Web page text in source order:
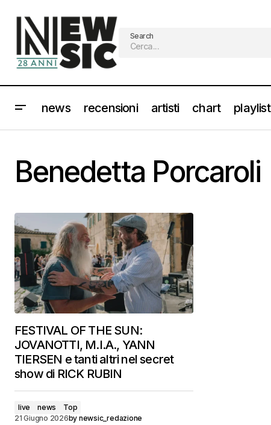
Search
news recensioni artisti chart playlist
Benedetta Porcaroli
FESTIVAL OF THE SUN:
JOVANOTTI, M.I.A., YANN
TIERSEN e tanti altri nel secret
show di RICK RUBIN
live news
Top
21 Giugno 2026by newsic_redazione